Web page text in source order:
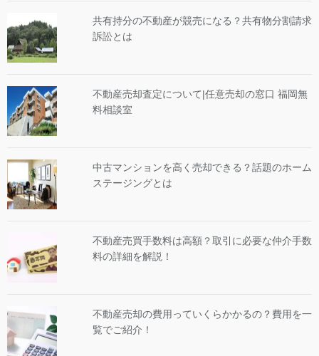
共有持分の不動産が競売になる？共有物分割請求
訴訟とは
不動産売却査定について|任意売却の窓口 福岡無
料相談室
中古マンションを高く売却できる？話題のホーム
ステージングとは
不動産売買手数料は高額？取引に必要な仲介手数
料の詳細を解説！
不動産売却の費用っていくらかかるの？費用を一
覧でご紹介！